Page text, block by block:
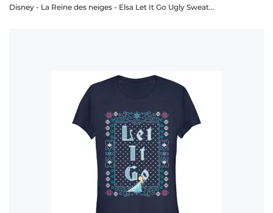
Disney - La Reine des neiges - Elsa Let It Go Ugly Sweater - Homme T-shirt